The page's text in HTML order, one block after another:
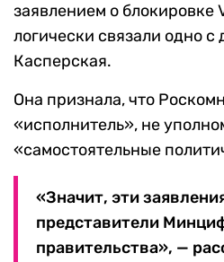
заявлением о блокировке
логически связали одно с
Касперская.
Она признала, что
«исполнитель», не
«самостоятельные
«Значит, эти
представители
правительства», —